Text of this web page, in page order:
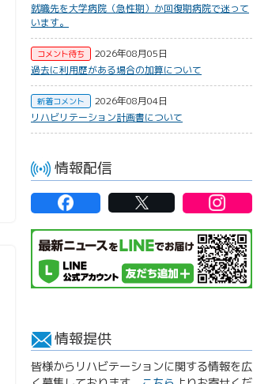
就職先を大学病院（急性期）か回復期病院で迷って
います。
コメント待ち
2026年08月05日
過去に利用歴がある場合の加算について
新着コメント
2026年08月04日
リハビリテーション計画書について
情報配信
情報提供
皆様からリハビテーションに関する情報を広